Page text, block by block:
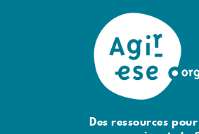
Des ressources